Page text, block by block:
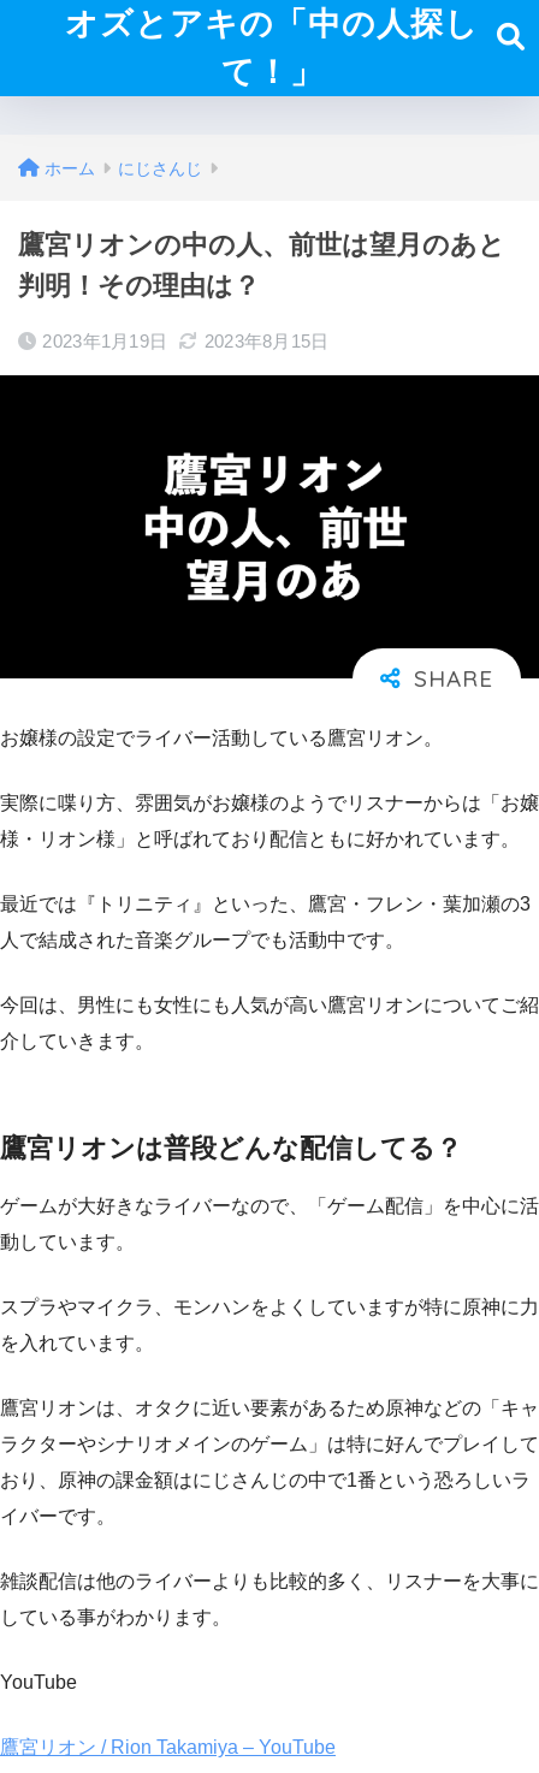
オズとアキの「中の人探し
て！」
ホーム にじさんじ
鷹宮リオンの中の人、前世は望月のあと
判明！その理由は？
2023年1月19日 2023年8月15日
お嬢様の設定でライバー活動している鷹宮リオン。
実際に喋り方、雰囲気がお嬢様のようでリスナーからは「お嬢
様・リオン様」と呼ばれており配信ともに好かれています。
最近では『トリニティ』といった、鷹宮・フレン・葉加瀬の3
人で結成された音楽グループでも活動中です。
今回は、男性にも女性にも人気が高い鷹宮リオンについてご紹
介していきます。
鷹宮リオンは普段どんな配信してる？
ゲームが大好きなライバーなので、「ゲーム配信」を中心に活
動しています。
スプラやマイクラ、モンハンをよくしていますが特に原神に力
を入れています。
鷹宮リオンは、オタクに近い要素があるため原神などの「キャ
ラクターやシナリオメインのゲーム」は特に好んでプレイして
おり、原神の課金額はにじさんじの中で1番という恐ろしいラ
イバーです。
雑談配信は他のライバーよりも比較的多く、リスナーを大事に
している事がわかります。
YouTube
鷹宮リオン / Rion Takamiya – YouTube